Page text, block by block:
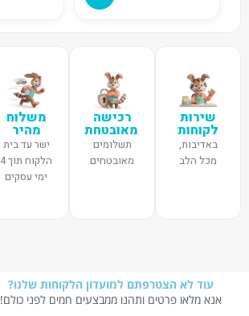
שירות
לקוחות
באדיבות,
מכל הלב
רכישה
מאובטחת
תשלומים
מאובטחים
משלוח
מהיר
ישר עד בית
הלקוח תוך 4
ימי עסקים
עוד לא הצטרפתם למועדון הלקוחות שלנו?
אנא מלאו פרטים ותהנו ממבצעים חמים לפני כולם!